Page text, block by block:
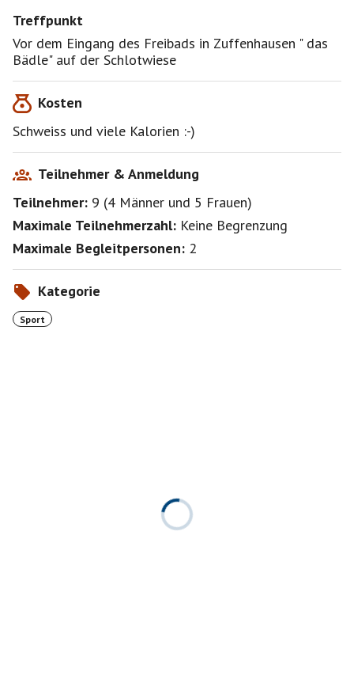
Treffpunkt
Vor dem Eingang des Freibads in Zuffenhausen " das
Bädle" auf der Schlotwiese
Kosten
Schweiss und viele Kalorien :-)
Teilnehmer & Anmeldung
Teilnehmer: 9 (4 Männer und 5 Frauen)
Maximale Teilnehmerzahl: Keine Begrenzung
Maximale Begleitpersonen: 2
Kategorie
Sport